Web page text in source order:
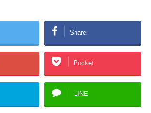
Share
Pocket
LINE